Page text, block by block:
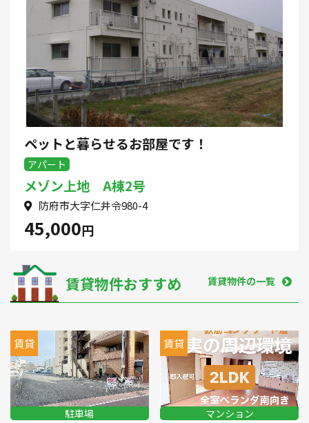
ペットと暮らせるお部屋です！
アパート
メゾン上地 A棟2号
防府市大字仁井令980-4
45,000円
賃貸物件おすすめ 賃貸物件の一覧
賃貸
駐車場
賃貸
マンション